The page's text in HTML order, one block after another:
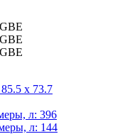
х 73.7
л: 396
л: 144